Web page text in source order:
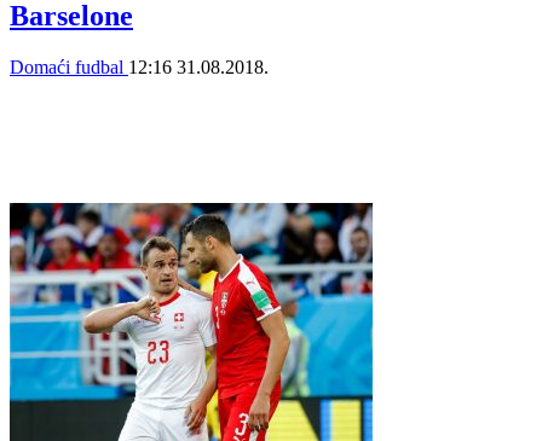
Barselone
Domaći fudbal 12:16 31.08.2018.